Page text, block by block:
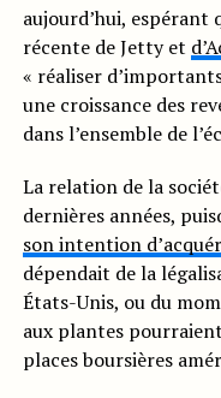
aujourd’hui,
récente de Jetty et
« réaliser
une croissance des
dans l’ensemble de
La relation de la
dernières années,
son intention
dépendait de la
États-Unis, ou du
aux plantes
places boursières